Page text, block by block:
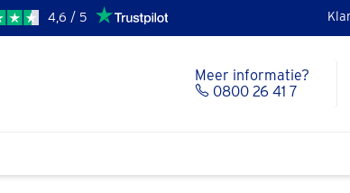
4,6 / 5
Meer informatie?
0800 26 41 7